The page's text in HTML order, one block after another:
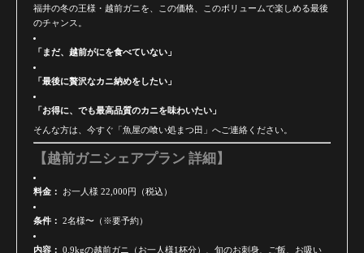
福井の冬の王様・越前ガニを、この価格、このボリュームで楽しめる最後
のチャンス。
「まだ、越前がにを食べていない」
「最後に贅沢なカニ納めをしたい」
「お得に、でも最高品質のカニを味わいたい」
そんな方は、今すぐ「魚屋の喰い処まつ田」へご連絡ください。
【越前ガニシェアプラン 詳細】
料金： お一人様 22,000円（税込）
条件： 2名様〜（※要予約）
内容： 0.9kgの越前ガニ（お一人様1杯分）、旬のお刺身、ご飯、お吸い